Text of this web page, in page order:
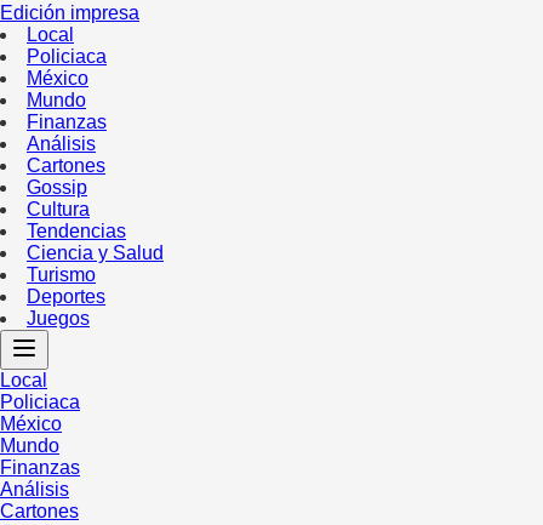
Edición impresa
Local
Policiaca
México
Mundo
Finanzas
Análisis
Cartones
Gossip
Cultura
Tendencias
Ciencia y Salud
Turismo
Deportes
Juegos
Local
Policiaca
México
Mundo
Finanzas
Análisis
Cartones